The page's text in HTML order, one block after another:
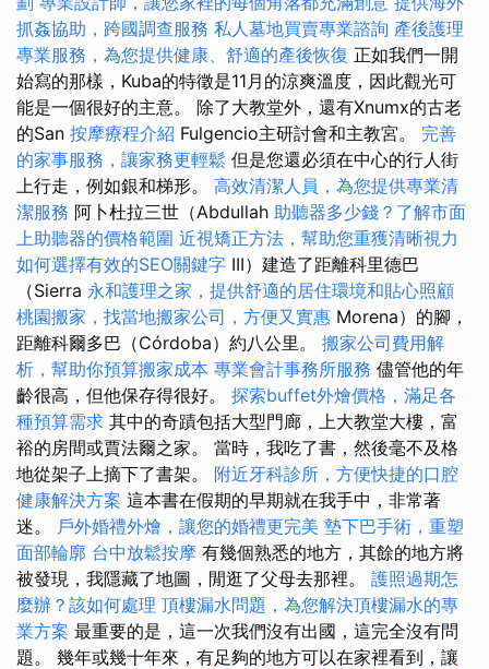
抓姦協助，跨國調查服務 私人墓地買賣專業諮詢 產後護理
專業服務，為您提供健康、舒適的產後恢復 正如我們一開
始寫的那樣，Kuba的特徵是11月的涼爽溫度，因此觀光可
能是一個很好的主意。 除了大教堂外，還有Xnumx的古老
的San 按摩療程介紹 Fulgencio主研討會和主教宮。 完善
的家事服務，讓家務更輕鬆 但是您還必須在中心的行人街
上行走，例如銀和梯形。 高效清潔人員，為您提供專業清
潔服務 阿卜杜拉三世（Abdullah 助聽器多少錢？了解市面
上助聽器的價格範圍 近視矯正方法，幫助您重獲清晰視力
如何選擇有效的SEO關鍵字 III）建造了距離科里德巴
（Sierra 永和護理之家，提供舒適的居住環境和貼心照顧
桃園搬家，找當地搬家公司，方便又實惠 Morena）的腳，
距離科爾多巴（Córdoba）約八公里。 搬家公司費用解
析，幫助你預算搬家成本 專業會計事務所服務 儘管他的年
齡很高，但他保存得很好。 探索buffet外燴價格，滿足各
種預算需求 其中的奇蹟包括大型門廊，上大教堂大樓，富
裕的房間或賈法爾之家。 當時，我吃了書，然後毫不及格
地從架子上摘下了書架。 附近牙科診所，方便快捷的口腔
健康解決方案 這本書在假期的早期就在我手中，非常著
迷。 戶外婚禮外燴，讓您的婚禮更完美 墊下巴手術，重塑
面部輪廓 台中放鬆按摩 有幾個熟悉的地方，其餘的地方將
被發現，我隱藏了地圖，閒逛了父母去那裡。 護照過期怎
麼辦？該如何處理 頂樓漏水問題，為您解決頂樓漏水的專
業方案 最重要的是，這一次我們沒有出國，這完全沒有問
題。 幾年或幾十年來，有足夠的地方可以在家裡看到，讓